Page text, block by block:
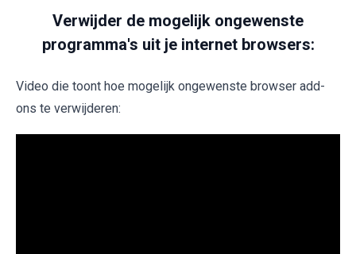
Verwijder de mogelijk ongewenste
programma's uit je internet browsers:
Video die toont hoe mogelijk ongewenste browser add-
ons te verwijderen: